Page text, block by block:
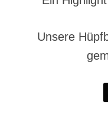
Unsere